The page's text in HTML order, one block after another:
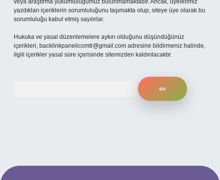
veya araştırma yükümlülüğümüz bulunmamaktadır. Ancak, üyelerimiz
yazdıkları içeriklerin sorumluluğunu taşımakta olup, siteye üye olarak bu
sorumluluğu kabul etmiş sayılırlar.
Hukuka ve yasal düzenlemelere aykırı olduğunu düşündüğünüz
içerikleri, backlinkpanelicomtr@gmail.com adresine bildirmeniz halinde,
ilgili içerikler yasal süre içerisinde sitemizden kaldırılacaktır.